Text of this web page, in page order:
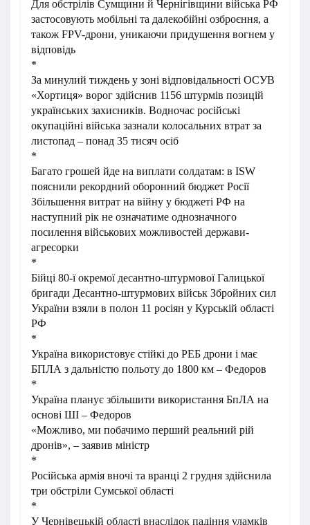
Для обстрілів Сумщини й Чернігівщини війська РФ
застосовують мобільні та далекобійні озброєння, а
також FPV-дрони, уникаючи придушення вогнем у
відповідь
*
За минулий тиждень у зоні відповідальності ОСУВ
«Хортиця» ворог здійснив 1156 штурмів позицій
українських захисників. Водночас російські
окупаційні війська зазнали колосальних втрат за
листопад – понад 35 тисяч осіб
*
Багато грошей йде на виплати солдатам: в ISW
пояснили рекордний оборонний бюджет Росії
Збільшення витрат на війну у бюджеті РФ на
наступний рік не означатиме однозначного
посилення військових можливостей держави-
агресорки
*
Бійці 80-ї окремої десантно-штурмової Галицької
бригади Десантно-штурмових військ Збройних сил
України взяли в полон 11 росіян у Курській області
РФ
*
Україна використовує стійкі до РЕБ дрони і має
БПЛА з дальністю польоту до 1800 км – Федоров
*
Україна планує збільшити використання БпЛА на
основі ШІ – Федоров
«Можливо, ми побачимо перший реальний рій
дронів», – заявив міністр
*
Російська армія вночі та вранці 2 грудня здійснила
три обстріли Сумської області
*
У Чернівецькій області внаслідок падіння уламків